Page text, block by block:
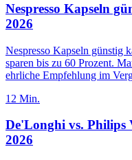
Nespresso Kapseln
2026
Nespresso Kapseln günstig
sparen bis zu 60 Prozent.
ehrliche Empfehlung im
12 Min.
De'Longhi vs. Philips
2026